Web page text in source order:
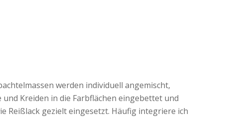
werden individuell angemischt,
und Kreiden in die Farbflächen eingebettet und
Reißlack gezielt eingesetzt. Häufig integriere ich